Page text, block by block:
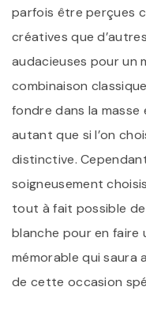
parfois être perçues
créatives que
audacieuses pour un
combinaison
fondre dans la
autant que si l’on
distinctive.
soigneusement
tout à fait possible
blanche pour en faire
mémorable qui saura
de cette occasion